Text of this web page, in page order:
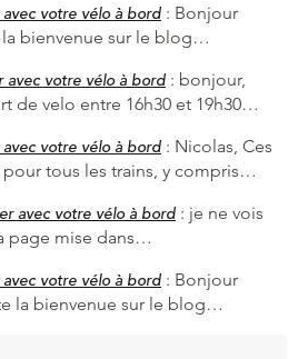
votre vélo à bord : Bonjour
la bienvenue sur le blog…
avec votre vélo à bord : bonjour,
de velo entre 16h30 et 19h30…
votre vélo à bord : Nicolas, Ces
tous les trains, y compris…
avec votre vélo à bord : je ne vois
page mise dans…
votre vélo à bord : Bonjour
la bienvenue sur le blog…